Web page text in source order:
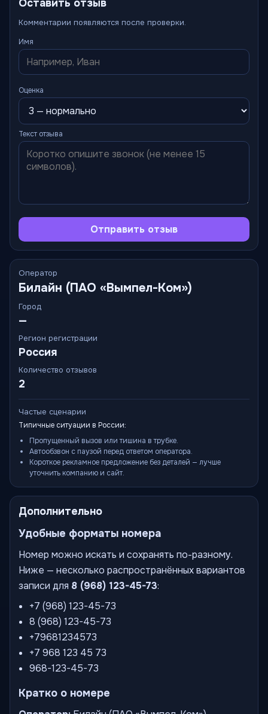
Оставить отзыв
Комментарии появляются после проверки.
Имя
Оценка
Текст отзыва
Отправить отзыв
Оператор
Билайн (ПАО «Вымпел-Ком»)
Город
—
Регион регистрации
Россия
Количество отзывов
2
Частые сценарии
Типичные ситуации в России:
Пропущенный вызов или тишина в трубке.
Автообзвон с паузой перед ответом оператора.
Короткое рекламное предложение без деталей — лучше
уточнить компанию и сайт.
Дополнительно
Удобные форматы номера
Номер можно искать и сохранять по-разному.
Ниже — несколько распространённых вариантов
записи для 8 (968) 123-45-73:
+7 (968) 123-45-73
8 (968) 123-45-73
+79681234573
+7 968 123 45 73
968-123-45-73
Кратко о номере